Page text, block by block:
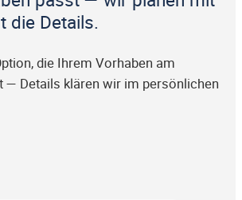
die Details.
die Ihrem Vorhaben am
— Details klären wir im persönlichen